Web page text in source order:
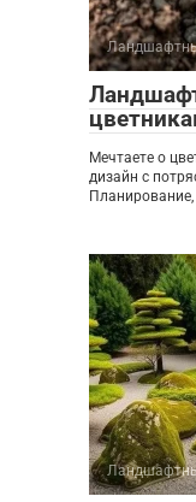
Мечтаете о
дизайн с